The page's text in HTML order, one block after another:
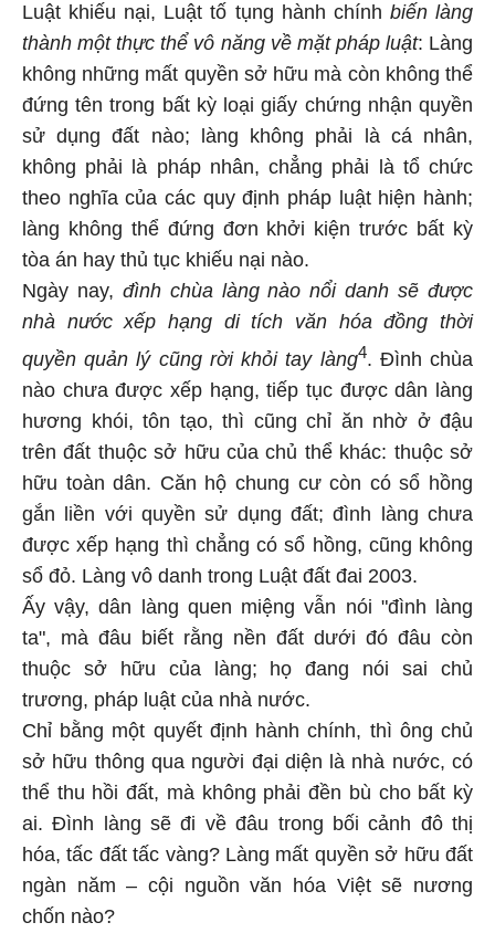
Luật khiếu nại, Luật tố tụng hành chính biến làng
thành một thực thể vô năng về mặt pháp luật: Làng
không những mất quyền sở hữu mà còn không thể
đứng tên trong bất kỳ loại giấy chứng nhận quyền
sử dụng đất nào; làng không phải là cá nhân,
không phải là pháp nhân, chẳng phải là tổ chức
theo nghĩa của các quy định pháp luật hiện hành;
làng không thể đứng đơn khởi kiện trước bất kỳ
tòa án hay thủ tục khiếu nại nào.
Ngày nay, đình chùa làng nào nổi danh sẽ được
nhà nước xếp hạng di tích văn hóa đồng thời
quyền quản lý cũng rời khỏi tay làng4. Đình chùa
nào chưa được xếp hạng, tiếp tục được dân làng
hương khói, tôn tạo, thì cũng chỉ ăn nhờ ở đậu
trên đất thuộc sở hữu của chủ thể khác: thuộc sở
hữu toàn dân. Căn hộ chung cư còn có sổ hồng
gắn liền với quyền sử dụng đất; đình làng chưa
được xếp hạng thì chẳng có sổ hồng, cũng không
sổ đỏ. Làng vô danh trong Luật đất đai 2003.
Ấy vậy, dân làng quen miệng vẫn nói "đình làng
ta", mà đâu biết rằng nền đất dưới đó đâu còn
thuộc sở hữu của làng; họ đang nói sai chủ
trương, pháp luật của nhà nước.
Chỉ bằng một quyết định hành chính, thì ông chủ
sở hữu thông qua người đại diện là nhà nước, có
thể thu hồi đất, mà không phải đền bù cho bất kỳ
ai. Đình làng sẽ đi về đâu trong bối cảnh đô thị
hóa, tấc đất tấc vàng? Làng mất quyền sở hữu đất
ngàn năm – cội nguồn văn hóa Việt sẽ nương
chốn nào?